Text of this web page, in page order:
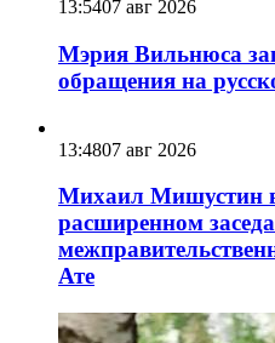
13:5407 авг 2026
Мэрия Вильнюса
обращения на
13:4807 авг 2026
Михаил Мишустин
расширенном
Ате